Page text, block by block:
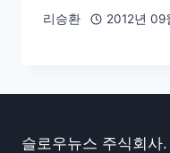
리승환 2012년 09
슬로우뉴스 주식회사